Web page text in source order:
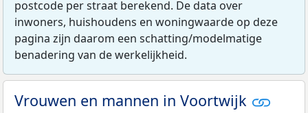
postcode per straat berekend. De data over
inwoners, huishoudens en woningwaarde op deze
pagina zijn daarom een schatting/modelmatige
benadering van de werkelijkheid.
Vrouwen en mannen in Voortwijk